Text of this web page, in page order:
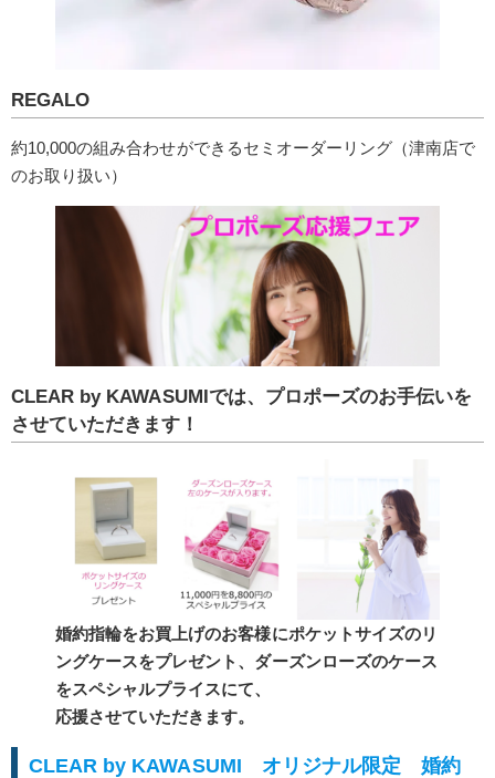
REGALO
約10,000の組み合わせができるセミオーダーリング（津南店で
のお取り扱い）
CLEAR by KAWASUMIでは、プロポーズのお手伝いを
させていただきます！
婚約指輪をお買上げのお客様にポケットサイズのリ
ングケースをプレゼント、ダーズンローズのケース
をスペシャルプライスにて、
応援させていただきます。
CLEAR by KAWASUMI オリジナル限定 婚約